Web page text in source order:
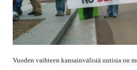
Vuoden vaihteen kansainvälisiä uutisia on